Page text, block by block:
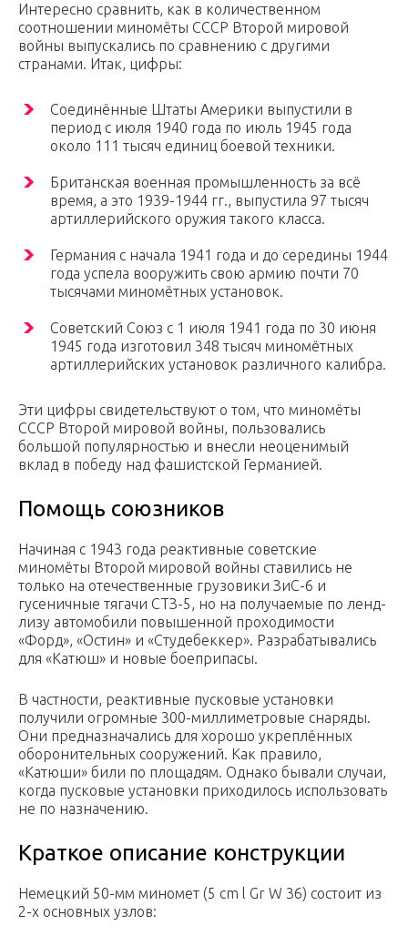
Интересно сравнить, как в количественном
соотношении миномёты СССР Второй мировой
войны выпускались по сравнению с другими
странами. Итак, цифры:
Соединённые Штаты Америки выпустили в
период с июля 1940 года по июль 1945 года
около 111 тысяч единиц боевой техники.
Британская военная промышленность за всё
время, а это 1939-1944 гг., выпустила 97 тысяч
артиллерийского оружия такого класса.
Германия с начала 1941 года и до середины 1944
года успела вооружить свою армию почти 70
тысячами миномётных установок.
Советский Союз с 1 июля 1941 года по 30 июня
1945 года изготовил 348 тысяч миномётных
артиллерийских установок различного калибра.
Эти цифры свидетельствуют о том, что миномёты
СССР Второй мировой войны, пользовались
большой популярностью и внесли неоценимый
вклад в победу над фашистской Германией.
Помощь союзников
Начиная с 1943 года реактивные советские
миномёты Второй мировой войны ставились не
только на отечественные грузовики ЗиС-6 и
гусеничные тягачи СТЗ-5, но на получаемые по ленд-
лизу автомобили повышенной проходимости
«Форд», «Остин» и «Студебеккер». Разрабатывались
для «Катюш» и новые боеприпасы.
В частности, реактивные пусковые установки
получили огромные 300-миллиметровые снаряды.
Они предназначались для хорошо укреплённых
оборонительных сооружений. Как правило,
«Катюши» били по площадям. Однако бывали случаи,
когда пусковые установки приходилось использовать
не по назначению.
Краткое описание конструкции
Немецкий 50-мм миномет (5 cm l Gr W 36) состоит из
2-х основных узлов: